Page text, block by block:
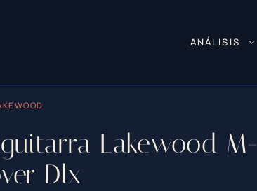
ANÁLISIS
Lakewood M-
Dlx